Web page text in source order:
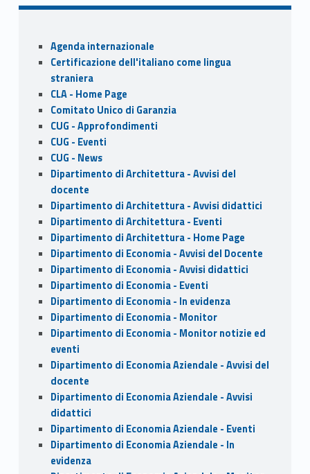
b
o
o
k
d
o
n
l e
Sidebar
Agenda internazionale
Certificazione dell'italiano come lingua
straniera
CLA - Home Page
Comitato Unico di Garanzia
CUG - Approfondimenti
CUG - Eventi
CUG - News
Dipartimento di Architettura - Avvisi del
docente
Dipartimento di Architettura - Avvisi didattici
Dipartimento di Architettura - Eventi
Dipartimento di Architettura - Home Page
Dipartimento di Economia - Avvisi del Docente
Dipartimento di Economia - Avvisi didattici
Dipartimento di Economia - Eventi
Dipartimento di Economia - In evidenza
Dipartimento di Economia - Monitor
Dipartimento di Economia - Monitor notizie ed
eventi
Dipartimento di Economia Aziendale - Avvisi del
docente
Dipartimento di Economia Aziendale - Avvisi
didattici
Dipartimento di Economia Aziendale - Eventi
Dipartimento di Economia Aziendale - In
evidenza